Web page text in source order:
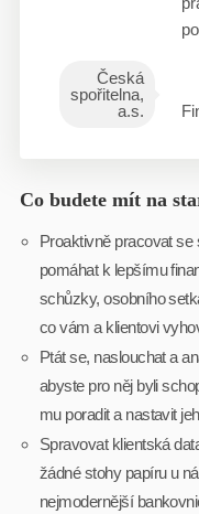
Česká
spořitelna,
a.s.
Co budete mít na
Proaktivně pracovat
pomáhat k lepšímu
schůzky, osobního
co vám a klientovi
Ptát se, naslouchat a
abyste pro něj byli
mu poradit a nastavit
Spravovat klientská
žádné stohy papíru u
nejmodernější